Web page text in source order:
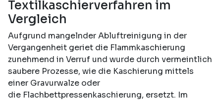
Textilkaschierverfahren im
Vergleich
Aufgrund mangelnder Abluftreinigung in der
Vergangenheit geriet die Flammkaschierung
zunehmend in Verruf und wurde durch vermeintlich
saubere Prozesse, wie die Kaschierung mittels
einer Gravurwalze oder
die Flachbettpressenkaschierung, ersetzt. Im